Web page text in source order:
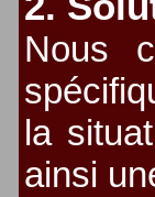
Nous
la
ainsi